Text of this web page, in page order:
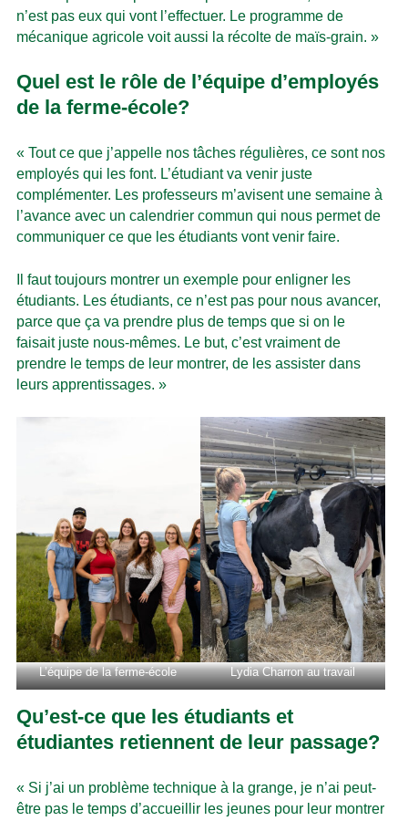
n’est pas eux qui vont l’effectuer. Le programme de
mécanique agricole voit aussi la récolte de maïs-grain. »
Quel est le rôle de l’équipe d’employés
de la ferme-école?
« Tout ce que j’appelle nos tâches régulières, ce sont nos
employés qui les font. L’étudiant va venir juste
complémenter. Les professeurs m’avisent une semaine à
l’avance avec un calendrier commun qui nous permet de
communiquer ce que les étudiants vont venir faire.
Il faut toujours montrer un exemple pour enligner les
étudiants. Les étudiants, ce n’est pas pour nous avancer,
parce que ça va prendre plus de temps que si on le
faisait juste nous-mêmes. Le but, c’est vraiment de
prendre le temps de leur montrer, de les assister dans
leurs apprentissages. »
L’équipe de la ferme-école Lydia Charron au travail
Qu’est-ce que les étudiants et
étudiantes retiennent de leur passage?
« Si j’ai un problème technique à la grange, je n’ai peut-
être pas le temps d’accueillir les jeunes pour leur montrer